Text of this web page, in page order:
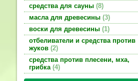
средства для сауны 8
масла для древесины 3
воски для древесины 1
отбеливатели и средства против
жуков 2
средства против плесени, мха,
грибка 4